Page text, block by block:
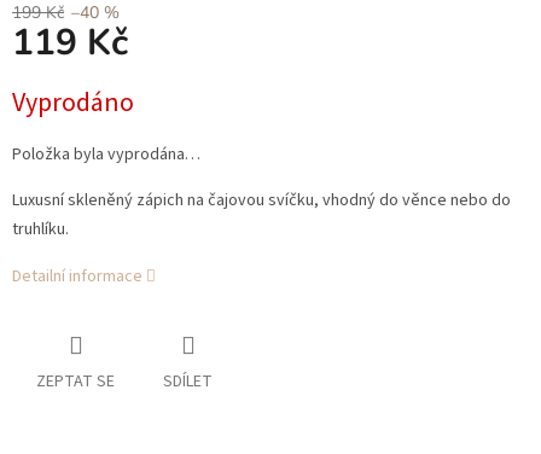
199 Kč –40 %
119 Kč
cena:
Vyprodáno
Položka byla vyprodána…
Luxusní skleněný zápich na čajovou svíčku, vhodný do věnce nebo do
truhlíku.
Detailní informace
ZEPTAT SE SDÍLET